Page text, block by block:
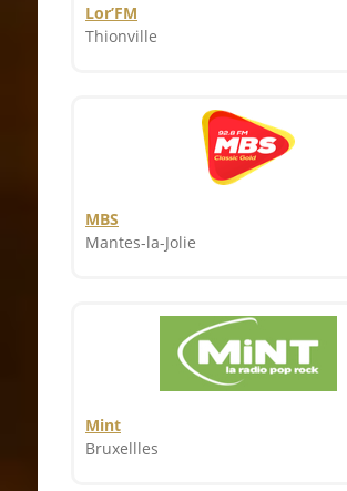
Lor’FM
Thionville
MBS
Mantes-la-Jolie
Mint
Bruxellles